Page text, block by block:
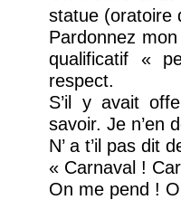
statue (oratoire
Pardonnez
qualificatif «
respect.
S’il y avait
savoir. Je n’en
N’ a t’il pas dit
« Carnaval !
On me pend !